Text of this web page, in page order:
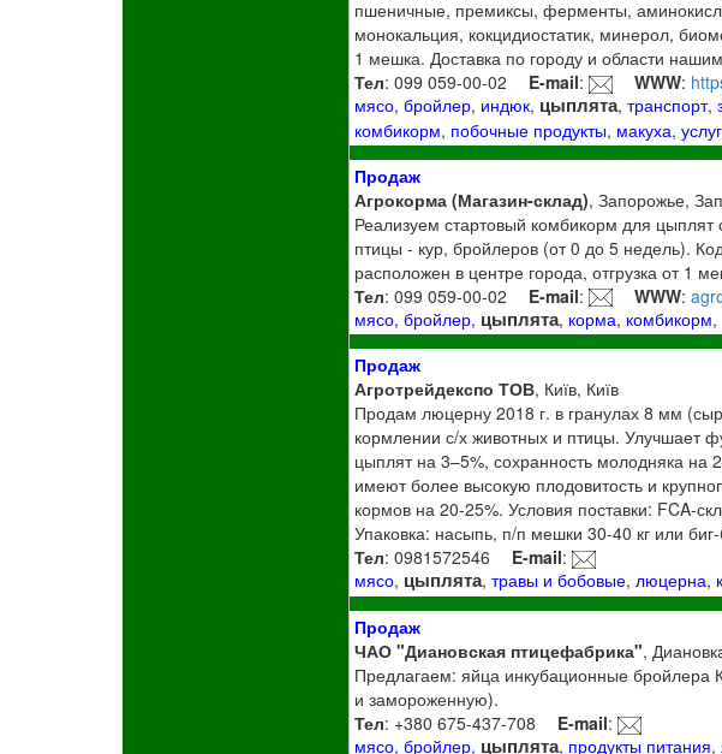
пшеничные, премиксы, ферменты,
монокальция, кокцидиостатик, минерол,
1 мешка. Доставка по городу и области
Тел: 099 059-00-02 E-mail: WWW:
мясо,бройлер, индюк, цыплята,транспорт,
комбикорм, побочные продукты, макуха,
Продаж
Агрокорма (Магазин-склад), Запорожье,
Реализуем стартовый комбикорм для
птицы - кур, бройлеров (от 0 до 5 недель).
расположен в центре города, отгрузка от 1
Тел: 099 059-00-02 E-mail: WWW:
мясо,бройлер, цыплята, корма, комбикорм,
Продаж
Агротрейдекспо ТОВ, Київ, Київ
Продам люцерну 2018 г. в гранулах 8 мм
кормлении с/х животных и птицы. Улучшает
цыплят на 3–5%, сохранность молодняка
имеют более высокую плодовитость и
кормов на 20-25%. Условия поставки: FCA-
Упаковка: насыпь, п/п мешки 30-40 кг или
Тел: 0981572546 E-mail:
мясо, цыплята,травы и бобовые,люцерна,
Продаж
ЧАО "Диановская птицефабрика",
Предлагаем: яйца инкубационные
и замороженную).
Тел: +380 675-437-708 E-mail:
мясо,бройлер, цыплята, продукты питания,